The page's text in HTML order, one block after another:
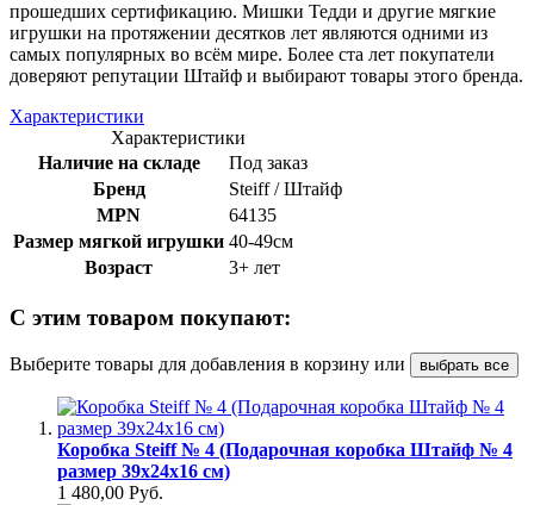
прошедших сертификацию. Мишки Тедди и другие мягкие
игрушки на протяжении десятков лет являются одними из
самых популярных во всём мире. Более ста лет покупатели
доверяют репутации Штайф и выбирают товары этого бренда.
Характеристики
Характеристики
Наличие на складе
Под заказ
Бренд
Steiff / Штайф
MPN
64135
Размер мягкой игрушки 40-49см
Возраст
3+ лет
С этим товаром покупают:
Выберите товары для добавления в корзину или выбрать все
Коробка Steiff № 4 (Подарочная коробка Штайф № 4
размер 39х24х16 см)
1 480,00 Руб.